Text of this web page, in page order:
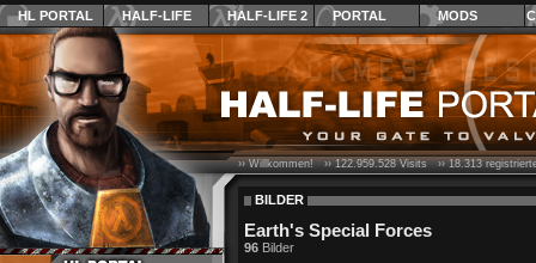
HL PORTAL HALF-LIFE HALF-LIFE 2 PORTAL MODS
›› Willkommen! ››122.959.528Visits ››18.313
BILDER
Earth's Special Forces
96 Bilder